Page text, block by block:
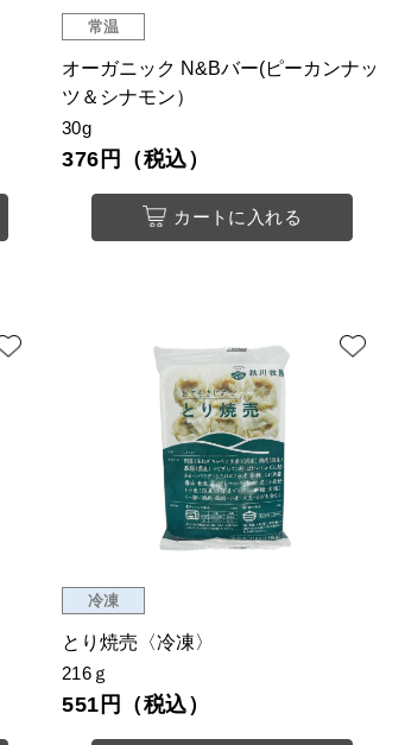
常温
オーガニック N&Bバー(ピーカンナッ
ツ＆シナモン）
30g
376円（税込）
カートに入れる
冷凍
とり焼売〈冷凍〉
216ｇ
551円（税込）